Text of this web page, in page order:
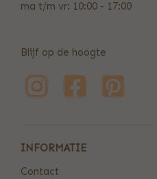
ma t/m vr: 10:00 - 17:00
Blijf op de hoogte
INFORMATIE
Contact